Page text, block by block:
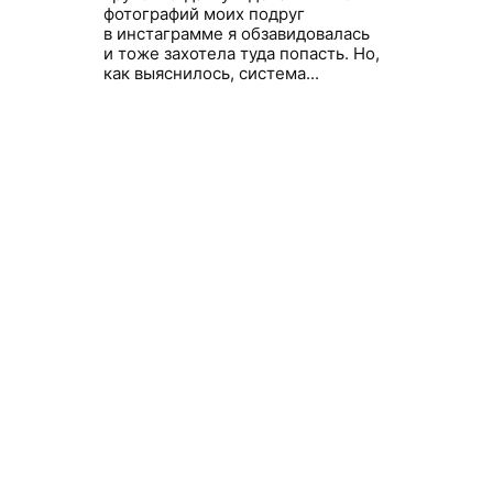
фотографий моих подруг
в инстаграмме я обзавидовалась
и тоже захотела туда попасть. Но,
как выяснилось, система...